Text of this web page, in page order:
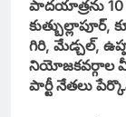
పాదయాత్రను 10
కుత్బుల్లాపూర్,
గిరి, మేడ్చల్,
నియోజకవర్గాల
పార్టీ నేతలు